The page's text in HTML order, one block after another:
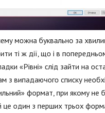
можна буквально за
ті ж дії, що і в
«Рівні» слід зайти на
з випадаючого списку
формат, при якому не
це один з перших трьох